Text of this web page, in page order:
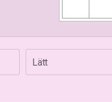
Lätt